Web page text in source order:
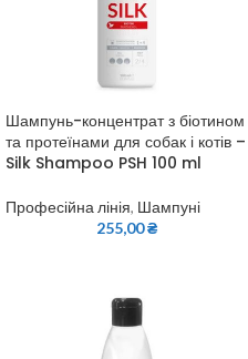
Шампунь-концентрат з біотином
та протеїнами для собак і котів –
Silk Shampoo PSH 100 ml
Професійна лінія, Шампуні
255,00₴